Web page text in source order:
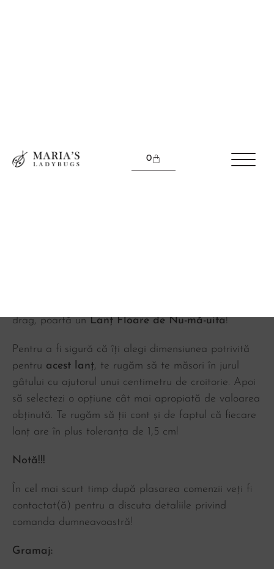
0
Lanț Floare de Nu-mă-uita
drag, poartă unLanț Floare de Nu-mă-uita!
Pentru a fi sigură că îți alegi dimensiunea potrivită
pentru acest lanț, te rugăm să te măsori în jurul
gâtului cu ajutorul unui centimetru de croitorie. Apoi
să selectezi o opțiune cât mai apropiată de valoarea
obținută. Te rugăm să ții cont și de faptul că fiecare
lanț are în plus toleranța de 1,5 cm!
Notă!!!
În cel mai scurt timp după plasarea comenzii veți fi
contactat(ă) pentru a discuta detaliile privind
comanda dumneavoastră!
Gramaj: